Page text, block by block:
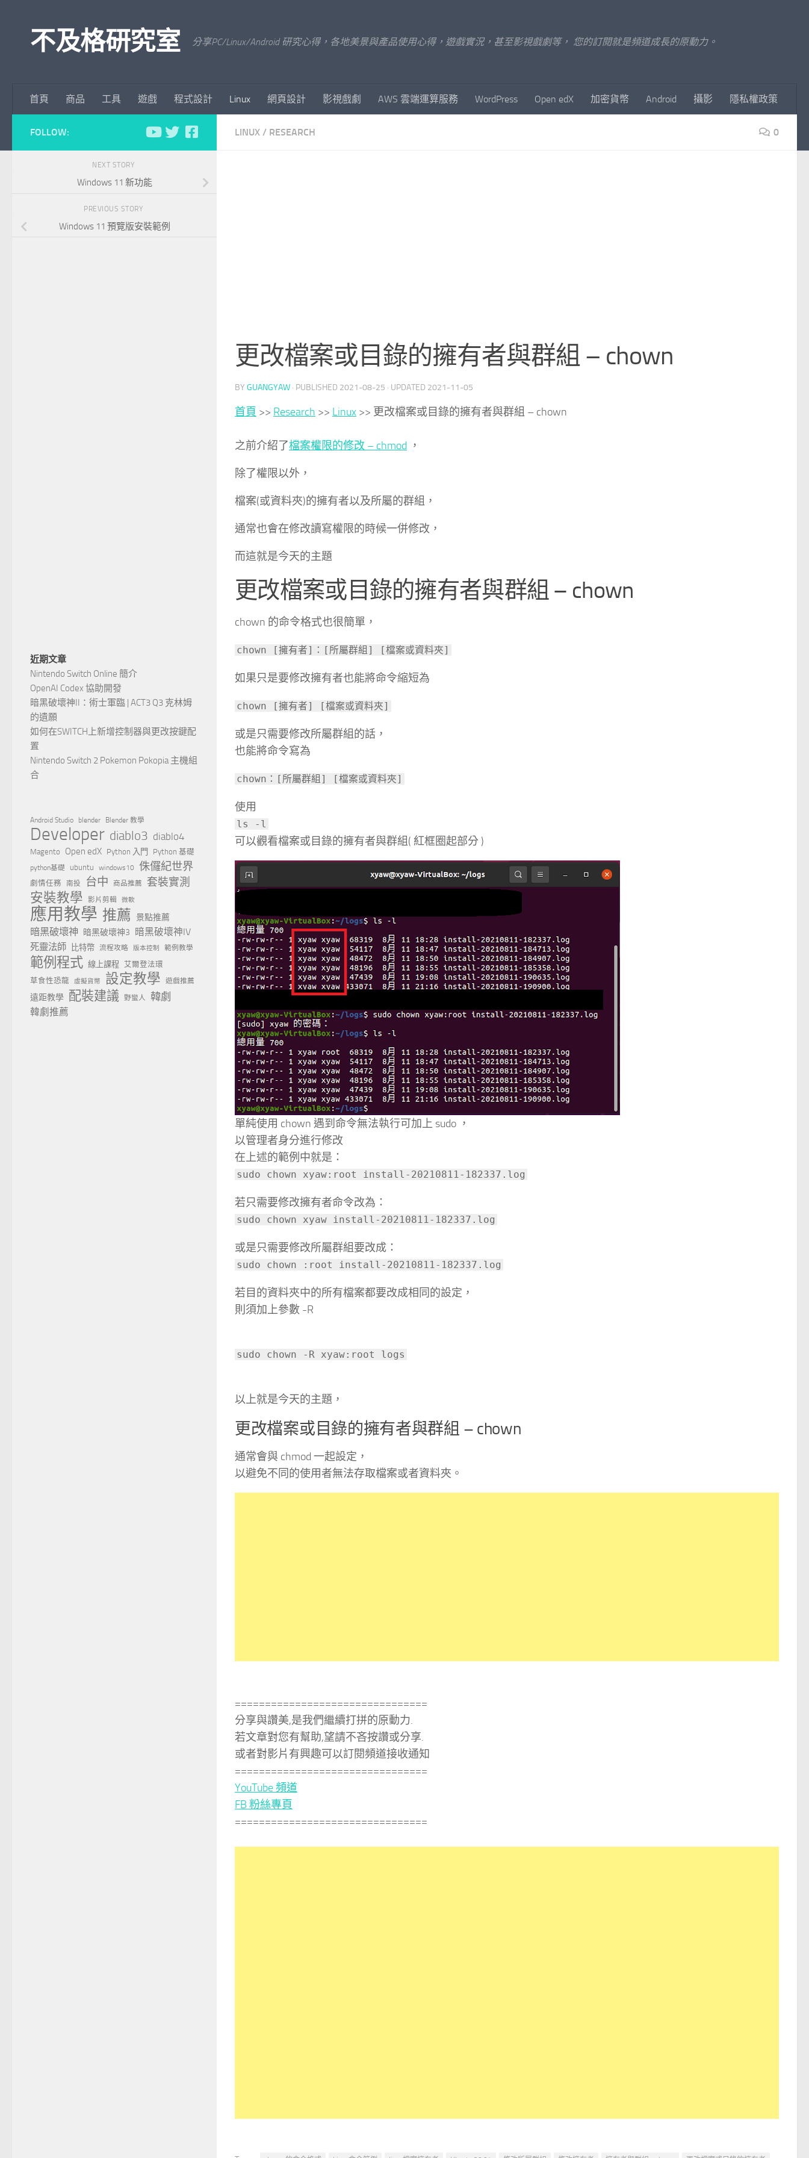
不及格研究室 分享PC/Linux/Android 研究心得，各地美景與產品使用心得，遊戲實況，甚至影視戲劇等， 您的訂閱就是頻道成長的原動力。
首頁 商品 工具 遊戲 程式設計 Linux 網頁設計 影視戲劇 AWS 雲端運算服務 WordPress Open edX 加密貨幣 Android 攝影 隱私權政策
LINUX / RESEARCH 0
更改檔案或目錄的擁有者與群組 – chown
BY GUANGYAW · PUBLISHED 2021-08-25 · UPDATED 2021-11-05
首頁 >> Research >> Linux >> 更改檔案或目錄的擁有者與群組 – chown
之前介紹了檔案權限的修改 – chmod ，
除了權限以外，
檔案(或資料夾)的擁有者以及所屬的群組，
通常也會在修改讀寫權限的時候一併修改，
而這就是今天的主題
更改檔案或目錄的擁有者與群組 – chown
chown 的命令格式也很簡單，
chown [擁有者]：[所屬群組] [檔案或資料夾]
如果只是要修改擁有者也能將命令縮短為
chown [擁有者] [檔案或資料夾]
或是只需要修改所屬群組的話，
也能將命令寫為
chown：[所屬群組] [檔案或資料夾]
使用
ls -l
可以觀看檔案或目錄的擁有者與群組( 紅框圈起部分 )
單純使用 chown 遇到命令無法執行可加上 sudo ，
以管理者身分進行修改
在上述的範例中就是：
sudo chown xyaw:root install-20210811-182337.log
若只需要修改擁有者命令改為：
sudo chown xyaw install-20210811-182337.log
或是只需要修改所屬群組要改成：
sudo chown :root install-20210811-182337.log
若目的資料夾中的所有檔案都要改成相同的設定，
則須加上參數 -R
sudo chown -R xyaw:root logs
以上就是今天的主題，
更改檔案或目錄的擁有者與群組 – chown
通常會與 chmod 一起設定，
以避免不同的使用者無法存取檔案或者資料夾。
================================
分享與讚美,是我們繼續打拼的原動力.
若文章對您有幫助,望請不吝按讚或分享.
或者對影片有興趣可以訂閱頻道接收通知
================================
YouTube 頻道
FB 粉絲專頁
================================
FOLLOW:
NEXT STORY
Windows 11 新功能
PREVIOUS STORY
Windows 11 預覽版安裝範例
近期文章
Nintendo Switch Online 簡介
OpenAI Codex 協助開發
暗黑破壞神II：術士軍臨 | ACT3 Q3 克林姆
的遺願
如何在SWITCH上新增控制器與更改按鍵配
置
Nintendo Switch 2 Pokemon Pokopia 主機組
合
Android Studio blender Blender 教學
Developer diablo3 diablo4
Magento Open edX Python 入門 Python 基礎
python基礎 ubuntu windows10 侏儸紀世界
劇情任務 南投 台中 商品推薦 套裝實測
安裝教學 影片剪輯 微軟
應用教學 推薦 景點推薦
暗黑破壞神 暗黑破壞神3 暗黑破壞神IV
死靈法師 比特幣 流程攻略 版本控制 範例教學
範例程式 線上課程
艾爾登法環
草食性恐龍
虛擬貨幣 設定教學 遊戲推薦
遠距教學 配裝建議 野蠻人 韓劇
韓劇推薦